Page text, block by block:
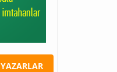
YAZARLAR